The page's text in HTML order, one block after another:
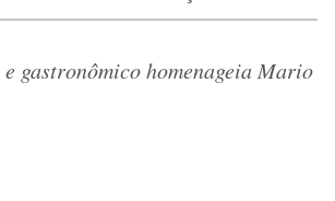
gastronômico homenageia Mario